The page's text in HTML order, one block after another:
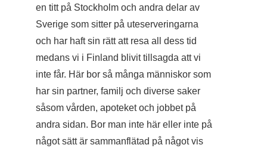
en titt på Stockholm och andra delar av
Sverige som sitter på uteserveringarna
och har haft sin rätt att resa all dess tid
medans vi i Finland blivit tillsagda att vi
inte får. Här bor så många människor som
har sin partner, familj och diverse saker
såsom vården, apoteket och jobbet på
andra sidan. Bor man inte här eller inte på
något sätt är sammanflätad på något vis